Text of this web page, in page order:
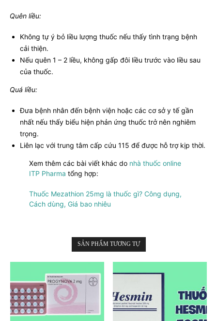
Quên liều:
Không tự ý bỏ liều lượng thuốc nếu thấy tình trạng bệnh
cải thiện.
Nếu quên 1 – 2 liều, không gấp đôi liều trước vào liều sau
của thuốc.
Quá liều:
Đưa bệnh nhân đến bệnh viện hoặc các cơ sở y tế gần
nhất nếu thấy biểu hiện phản ứng thuốc trở nên nghiêm
trọng.
Liên lạc với trung tâm cấp cứu 115 để được hỗ trợ kịp thời.
Xem thêm các bài viết khác do nhà thuốc online
ITP Pharma tổng hợp:
Thuốc Mezathion 25mg là thuốc gì? Công dụng,
Cách dùng, Giá bao nhiêu
SẢN PHẨM TƯƠNG TỰ